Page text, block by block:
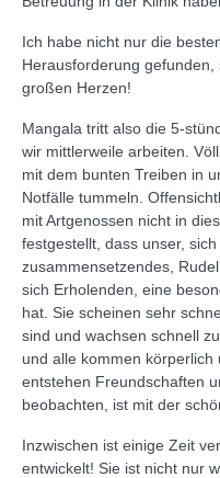
Ich habe nicht nur die
Herausforderung
großen Herzen!
Mangala tritt also die 5-
wir mittlerweile arbeiten.
mit dem bunten Treiben in
Notfälle tummeln.
mit Artgenossen nicht in
festgestellt, dass unser,
zusammensetzendes,
sich Erholenden, eine
hat. Sie scheinen sehr
sind und wachsen schnell
und alle kommen
entstehen Freundschaften
beobachten, ist mit der
Inzwischen ist einige Zeit
entwickelt! Sie ist nicht nur